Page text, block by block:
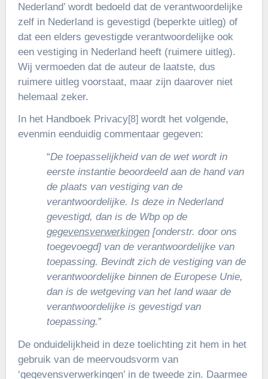
Nederland’ wordt bedoeld dat de verantwoordelijke
zelf in Nederland is gevestigd (beperkte uitleg) of
dat een elders gevestigde verantwoordelijke ook
een vestiging in Nederland heeft (ruimere uitleg).
Wij vermoeden dat de auteur de laatste, dus
ruimere uitleg voorstaat, maar zijn daarover niet
helemaal zeker.
In het Handboek Privacy[8] wordt het volgende,
evenmin eenduidig commentaar gegeven:
“De toepasselijkheid van de wet wordt in
eerste instantie beoordeeld aan de hand van
de plaats van vestiging van de
verantwoordelijke. Is deze in Nederland
gevestigd, dan is de Wbp op de
gegevensverwerkingen[onderstr. door ons
toegevoegd] van de verantwoordelijke van
toepassing. Bevindt zich de vestiging van de
verantwoordelijke binnen de Europese Unie,
dan is de wetgeving van het land waar de
verantwoordelijke is gevestigd van
toepassing.”
De onduidelijkheid in deze toelichting zit hem in het
gebruik van de meervoudsvorm van
‘gegevensverwerkingen’ in de tweede zin. Daarmee